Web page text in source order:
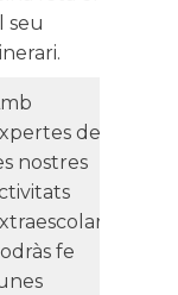
seu
de
nostres
fe